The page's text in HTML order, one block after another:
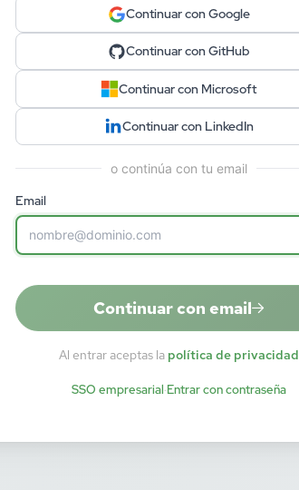
Continuar con Google
Continuar con GitHub
Continuar con Microsoft
Continuar con LinkedIn
o continúa con tu email
Email
Continuar con email
Al entrar aceptas la política de privacidad
SSO empresarial·Entrar con contraseña